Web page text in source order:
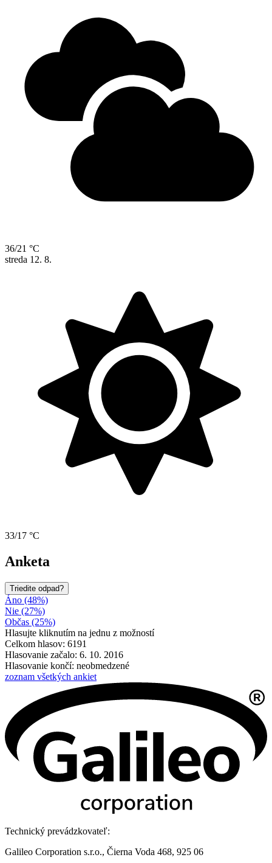
36/21 °C
streda 12. 8.
33/17 °C
Anketa
Triedite odpad?
Áno (48%)
Nie (27%)
Občas (25%)
Hlasujte kliknutím na jednu z možností
Celkom hlasov: 6191
Hlasovanie začalo: 6. 10. 2016
Hlasovanie končí: neobmedzené
zoznam všetkých ankiet
Technický prevádzkovateľ:
Galileo Corporation s.r.o., Čierna Voda 468, 925 06